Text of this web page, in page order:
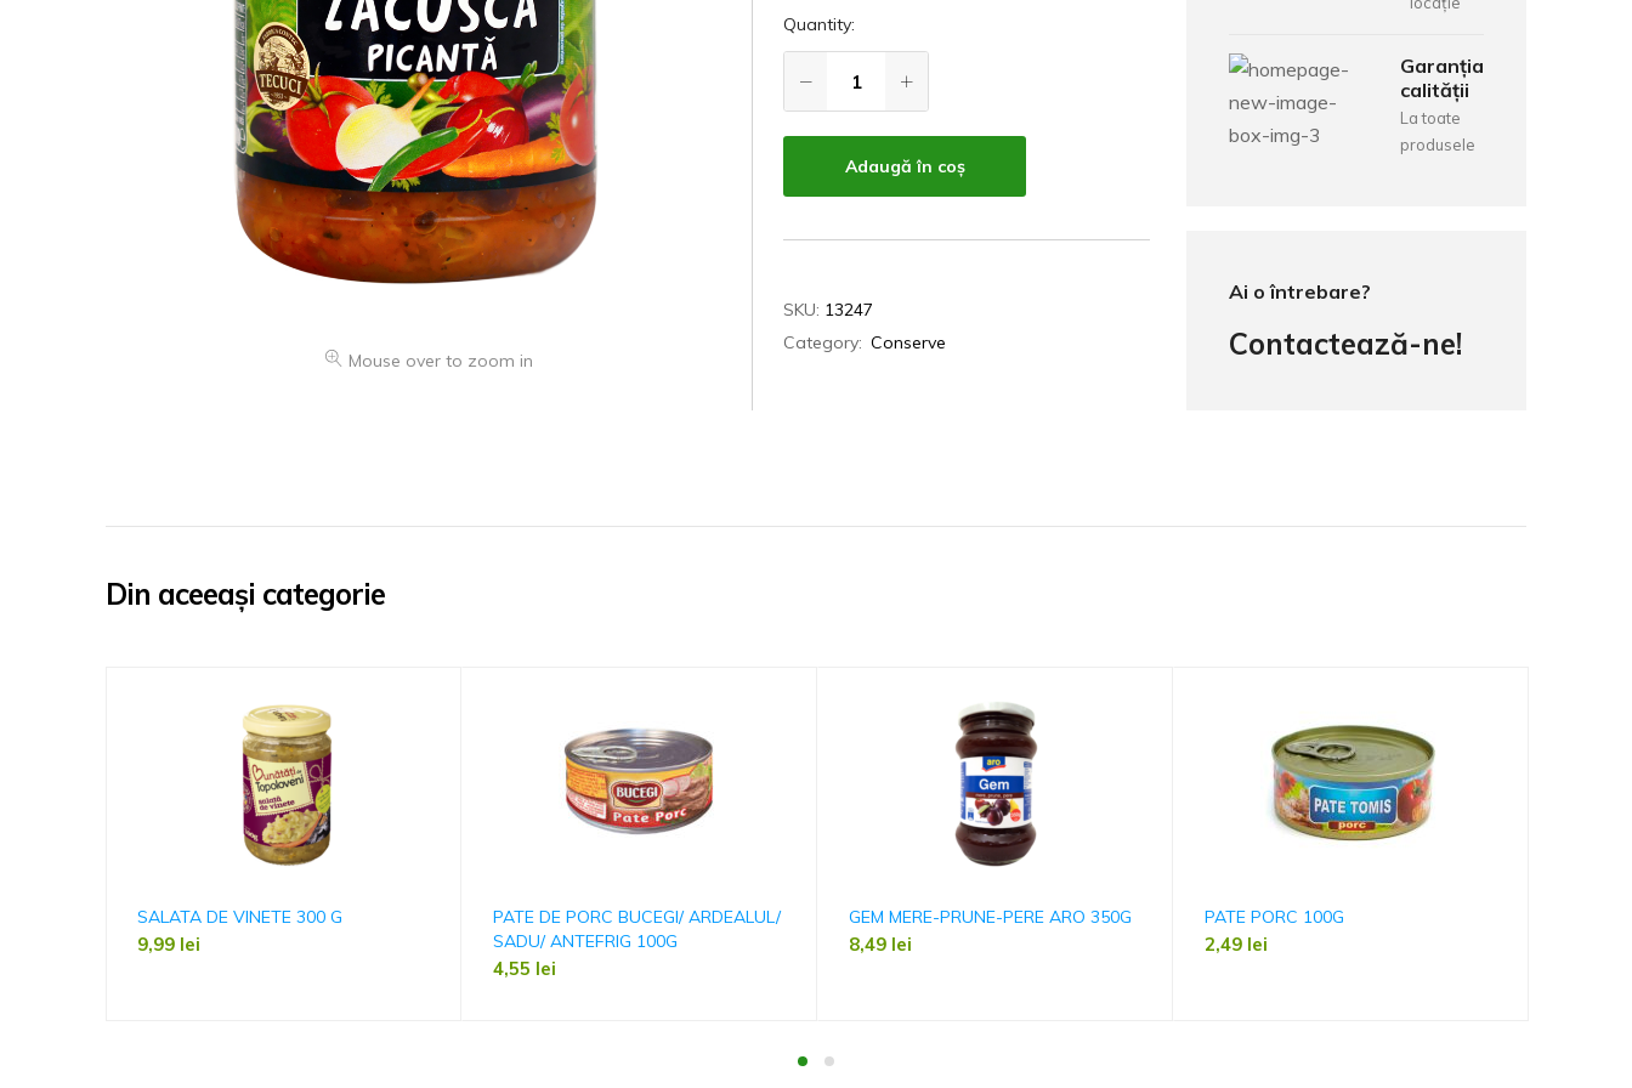
Mouse over to zoom in
Quantity:
Adaugă în coș
SKU: 13247
Category: Conserve
Garanția
calității
La toate
produsele
Ai o întrebare?
Contactează-ne!
Din aceeași categorie
SALATA DE VINETE 300 G
9,99 lei
PATE DE PORC BUCEGI/ ARDEALUL/
SADU/ ANTEFRIG 100G
4,55 lei
GEM MERE-PRUNE-PERE ARO 350G
8,49 lei
PATE PORC 100G
2,49 lei